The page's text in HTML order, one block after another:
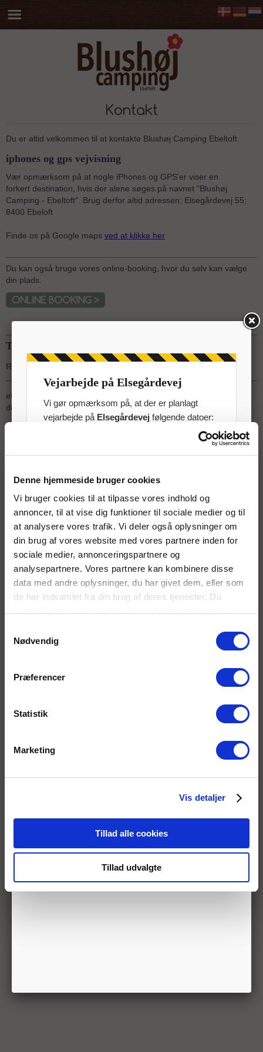
Denne hjemmeside bruger cookies
Vi bruger cookies til at tilpasse vores indhold og
annoncer, til at vise dig funktioner til sociale medier og til
at analysere vores trafik. Vi deler også oplysninger om
din brug af vores website med vores partnere inden for
sociale medier, annonceringspartnere og
analysepartnere. Vores partnere kan kombinere disse
data med andre oplysninger, du har givet dem, eller som
de har indsamlet fra din brug af deres tjenester. Du
Nødvendig
Præferencer
Statistik
Marketing
Vis detaljer
Tillad alle cookies
Tillad udvalgte
Kontakt
Du er altid velkommen til at kontakte Blushøj Camping Ebeltoft.
iphones og gps vejvisning
Vær opmærksom på at nogle iPhones og GPS'er viser en
forkert destination, hvis der alene søges på navnet "Blushøj
Camping - Ebeltoft". Brug derfor altid adressen: Elsegårdevej 55;
8400 Ebeloft
Finde os på Google maps ved at klikke her
Du kan også bruge vores online-booking, hvor du selv kan vælge
din plads.
ONLINE BOOKING >
Telefon eller email:
Ring til os på:
eller udfyld nedenstående kontakt formular og vi vender tilbage til
dig hurtigst muligt.